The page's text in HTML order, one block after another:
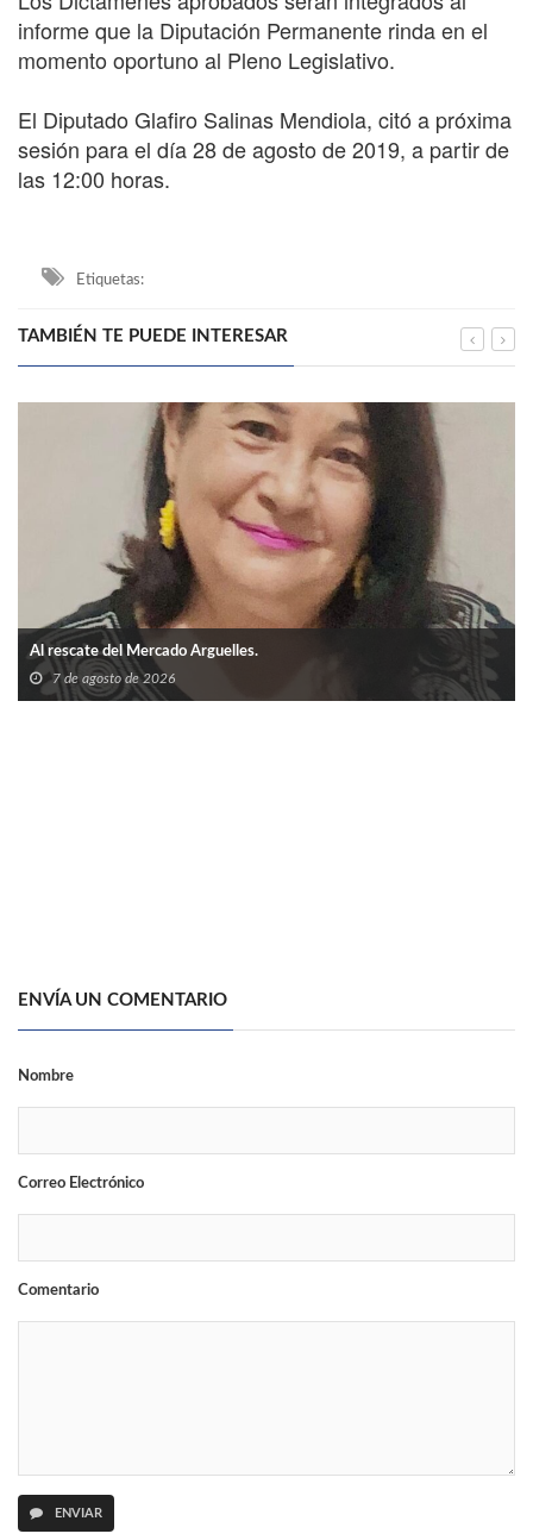
informe que la Diputación Permanente rinda en el
momento oportuno al Pleno Legislativo.
El Diputado Glafiro Salinas Mendiola, citó a próxima
sesión para el día 28 de agosto de 2019, a partir de
las 12:00 horas.
Etiquetas:
TAMBIÉN TE PUEDE INTERESAR
Al rescate del Mercado Arguelles.
7 de agosto de 2026
ENVÍA UN COMENTARIO
Nombre
Correo Electrónico
Comentario
ENVIAR